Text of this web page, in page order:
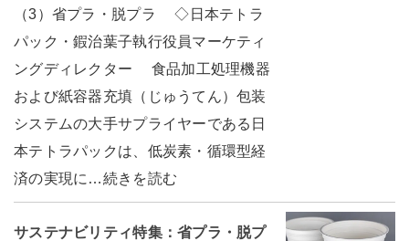
（3）省プラ・脱プラ ◇日本テトラ
パック・鍜治葉子執行役員マーケティ
ングディレクター 食品加工処理機器
および紙容器充填（じゅうてん）包装
システムの大手サプライヤーである日
本テトラパックは、低炭素・循環型経
済の実現に…続きを読む
サステナビリティ特集：省プラ・脱プ